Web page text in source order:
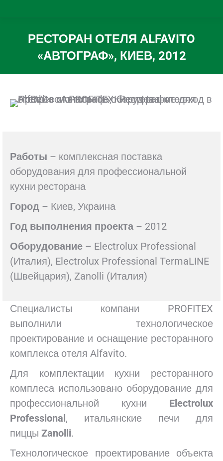
РЕСТОРАН ОТЕЛЯ АLFAVITO
«АВТОГРАФ», КИЕВ, 2012
Вы здесь:
Работы – комплексная поставка
оборудования для профессиональной
кухни ресторана
Город – Киев, Украина
Год выполнения проекта – 2012
Оборудование – Electrolux Professional
(Италия), Electrolux Professional TermaLINE
(Швейцария), Zanolli (Италия)
Специалисты компани PROFITEX
выполнили технологическое
проектирование и оснащение ресторанного
комплекса отеля Alfavito.
Для комплектации кухни ресторанного
комплеса использовано оборудование для
профессиональной кухни Electrolux
Professional, итальянские печи для
пиццы Zanolli.
Технологическое проектирование объекта